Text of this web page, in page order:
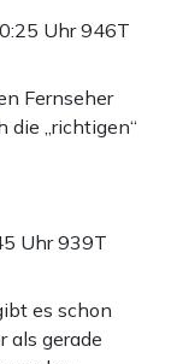
Uhr946T
Fernseher
die „richtigen“
Uhr939T
es schon
als gerade